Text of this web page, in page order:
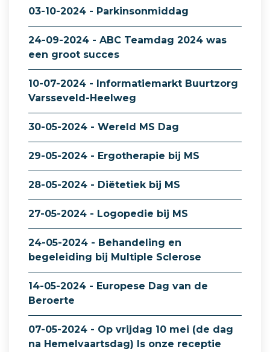
03-10-2024 - Parkinsonmiddag
24-09-2024 - ABC Teamdag 2024 was
een groot succes
10-07-2024 - Informatiemarkt Buurtzorg
Varsseveld-Heelweg
30-05-2024 - Wereld MS Dag
29-05-2024 - Ergotherapie bij MS
28-05-2024 - Diëtetiek bij MS
27-05-2024 - Logopedie bij MS
24-05-2024 - Behandeling en
begeleiding bij Multiple Sclerose
14-05-2024 - Europese Dag van de
Beroerte
07-05-2024 - Op vrijdag 10 mei (de dag
na Hemelvaartsdag) Is onze receptie